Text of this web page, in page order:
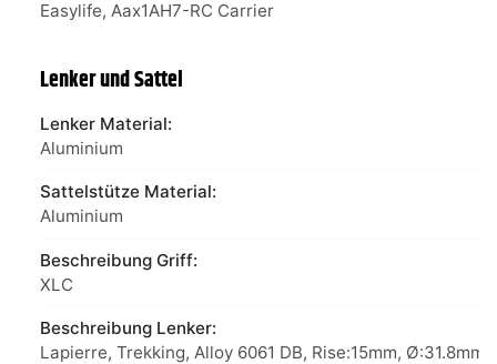
Easylife, Aax1AH7-RC Carrier
Lenker und Sattel
Lenker Material:
Aluminium
Sattelstütze Material:
Aluminium
Beschreibung Griff:
XLC
Beschreibung Lenker:
Lapierre, Trekking, Alloy 6061 DB, Rise:15mm, Ø:31.8mm,